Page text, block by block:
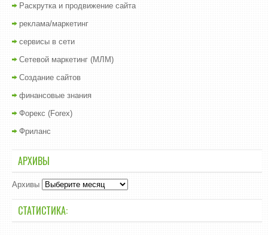
Раскрутка и продвижение сайта
реклама/маркетинг
сервисы в сети
Сетевой маркетинг (МЛМ)
Создание сайтов
финансовые знания
Форекс (Forex)
Фриланс
АРХИВЫ
Архивы
СТАТИСТИКА: